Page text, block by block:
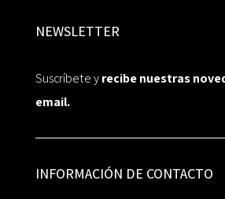
NEWSLETTER
Suscríbete yrecibe nuestras
email.
INFORMACIÓN DE CONTACTO